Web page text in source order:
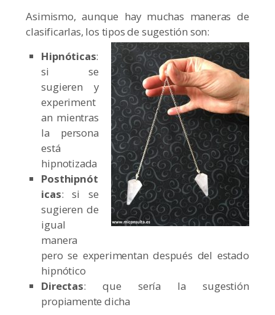
Asimismo, aunque hay muchas maneras de
clasificarlas, los tipos de sugestión son:
Hipnóticas:
si se
sugieren y
experiment
an mientras
la persona
está
hipnotizada
Posthipnót
icas: si se
sugieren de
igual
manera
pero se experimentan después del estado
hipnótico
Directas: que sería la sugestión
propiamente dicha